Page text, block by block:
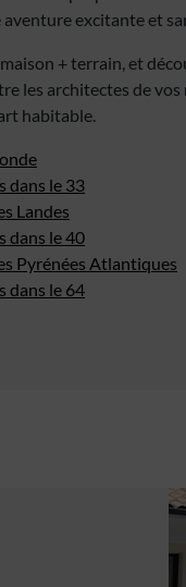
excitante et
+ terrain, et
les architectes de
habitable.
dans le 33
Landes
dans le 40
Pyrénées Atlantiques
dans le 64